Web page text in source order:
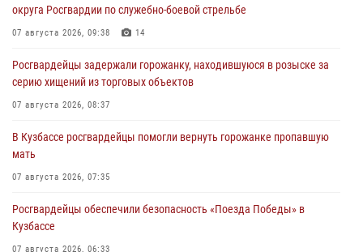
округа Росгвардии по служебно-боевой стрельбе
07 августа 2026, 09:38 14
Росгвардейцы задержали горожанку, находившуюся в розыске за
серию хищений из торговых объектов
07 августа 2026, 08:37
В Кузбассе росгвардейцы помогли вернуть горожанке пропавшую
мать
07 августа 2026, 07:35
Росгвардейцы обеспечили безопасность «Поезда Победы» в
Кузбассе
07 августа 2026, 06:33